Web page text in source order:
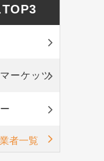
ーケッツ
業者一覧